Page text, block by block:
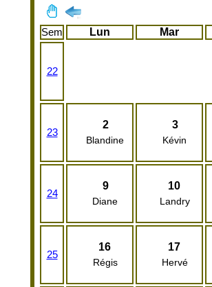
Sem Lun Mar
22
23
2
Blandine
3
Kévin
24
9
Diane
10
Landry
25
16
Régis
17
Hervé